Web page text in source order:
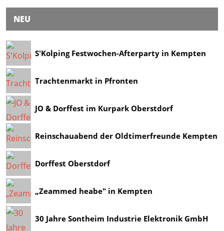
NEU
S'Kolping Festwochen-Afterparty in Kempten
Trachtenmarkt in Pfronten
JO & Dorffest im Kurpark Oberstdorf
Reinschauabend der Oldtimerfreunde Kempten
Dorffest Oberstdorf
„Zeammed heabe" in Kempten
30 Jahre Sontheim Industrie Elektronik GmbH